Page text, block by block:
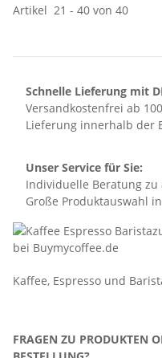
Artikel 21 - 40 von 40
Schnelle Lieferung mit
Versandkostenfrei ab 100
Lieferung innerhalb der
Unser Service für Sie:
Individuelle Beratung zu
Große Produktauswahl
Kaffee, Espresso und
FRAGEN ZU PRODUKTEN